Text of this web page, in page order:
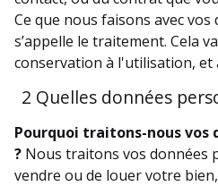
Ce que nous faisons avec
s’appelle le traitement. Cela
conservation à l'utilisation, et
2 Quelles données
Pourquoi traitons-nous vos
? Nous traitons vos données
vendre ou de louer votre